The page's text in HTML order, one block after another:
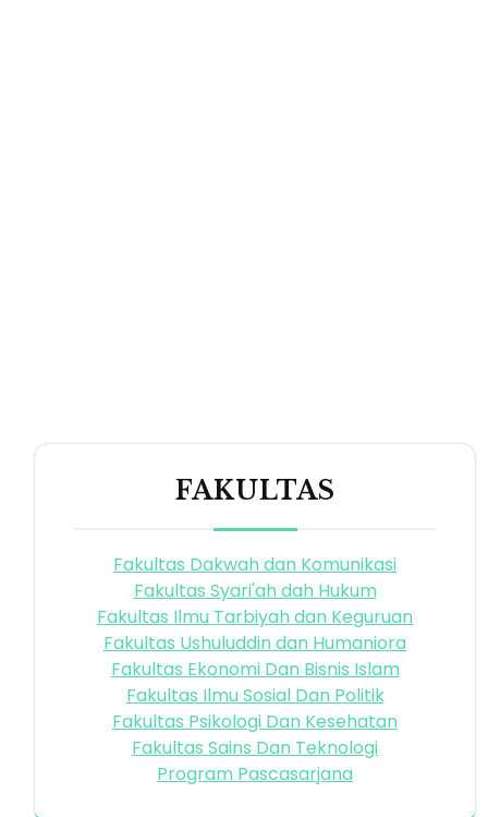
FAKULTAS
Fakultas Dakwah dan Komunikasi
Fakultas Syari'ah dah Hukum
Fakultas Ilmu Tarbiyah dan Keguruan
Fakultas Ushuluddin dan Humaniora
Fakultas Ekonomi Dan Bisnis Islam
Fakultas Ilmu Sosial Dan Politik
Fakultas Psikologi Dan Kesehatan
Fakultas Sains Dan Teknologi
Program Pascasarjana